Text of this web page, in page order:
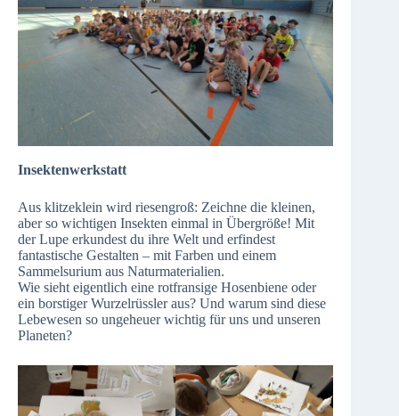
Insektenwerkstatt
Aus klitzeklein wird riesengroß: Zeichne die kleinen,
aber so wichtigen Insekten einmal in Übergröße! Mit
der Lupe erkundest du ihre Welt und erfindest
fantastische Gestalten – mit Farben und einem
Sammelsurium aus Naturmaterialien.
Wie sieht eigentlich eine rotfransige Hosenbiene oder
ein borstiger Wurzelrüssler aus? Und warum sind diese
Lebewesen so ungeheuer wichtig für uns und unseren
Planeten?